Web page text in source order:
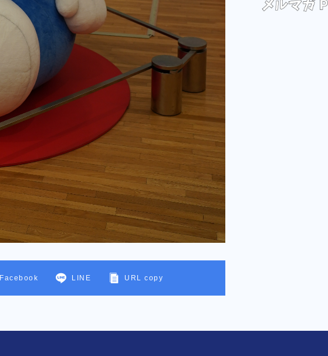
Facebook LINE URL copy